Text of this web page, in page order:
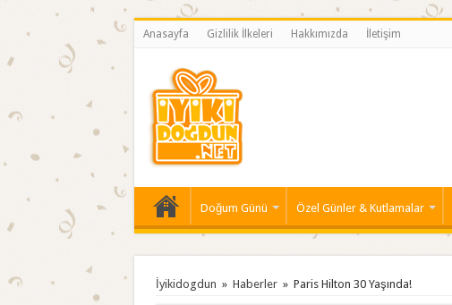
Anasayfa Gizlilik İlkeleri Hakkımızda İletişim
Doğum Günü Özel Günler & Kutlamalar
İyikidogdun » Haberler » Paris Hilton 30 Yaşında!